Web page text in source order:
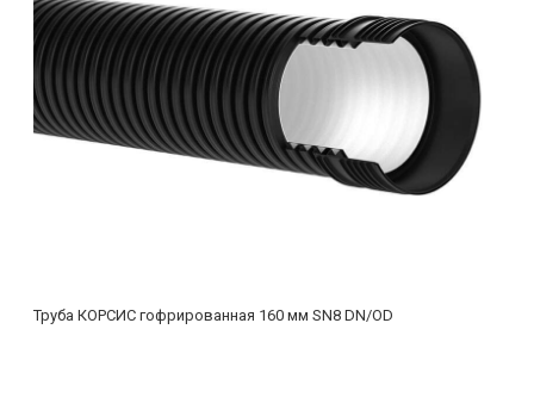
Труба КОРСИС гофрированная 160 мм SN8 DN/OD